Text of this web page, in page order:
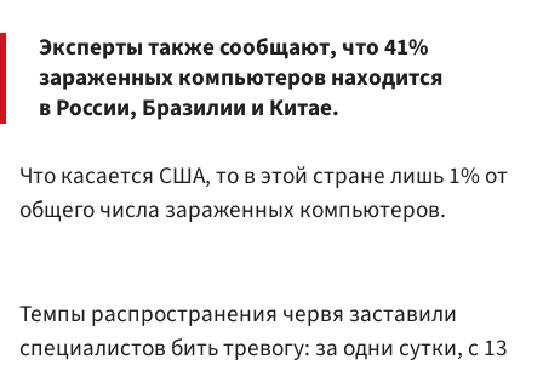
Эксперты также сообщают, что 41%
зараженных компьютеров находится
в России, Бразилии и Китае.
Что касается США, то в этой стране лишь 1% от
общего числа зараженных компьютеров.
Темпы распространения червя заставили
специалистов бить тревогу: за одни сутки, с 13